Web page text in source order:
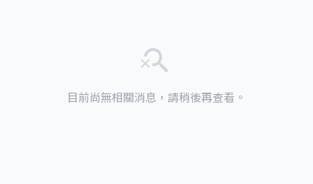
search_off
目前尚無相關消息，請稍後再查看。